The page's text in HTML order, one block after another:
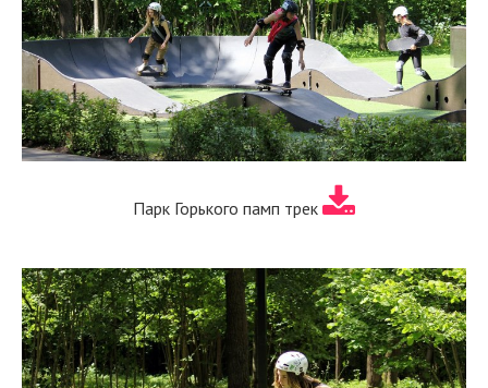
Парк Горького памп трек